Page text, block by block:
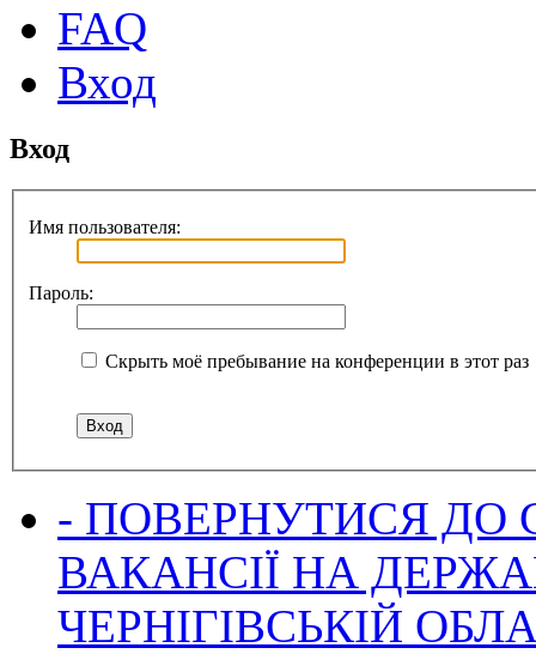
FAQ
Вход
Вход
Имя пользователя:
Пароль:
Скрыть моё пребывание на конференции в этот раз
- ПОВЕРНУТИСЯ ДО
ВАКАНСІЇ НА
ЧЕРНІГІВСЬКІЙ